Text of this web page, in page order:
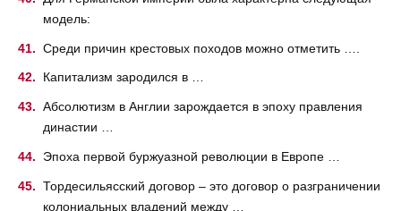
модель:
Среди причин крестовых походов можно отметить ….
Капитализм зародился в …
Абсолютизм в Англии зарождается в эпоху правления
династии …
Эпоха первой буржуазной революции в Европе …
Тордесильясский договор – это договор о разграничении
колониальных владений между …